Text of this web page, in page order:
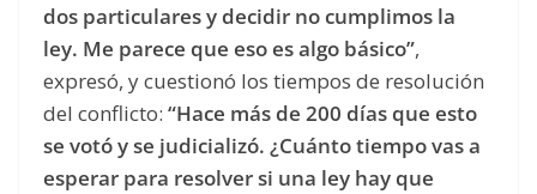
dos particulares y decidir no cumplimos la
ley. Me parece que eso es algo básico”,
expresó, y cuestionó los tiempos de resolución
del conflicto: “Hace más de 200 días que esto
se votó y se judicializó. ¿Cuánto tiempo vas a
esperar para resolver si una ley hay que